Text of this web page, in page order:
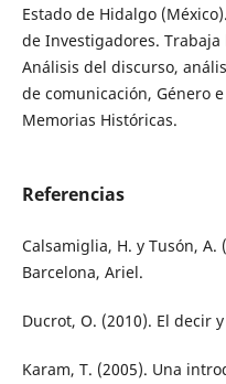
Estado de Hidalgo
de Investigadores.
Análisis del discurso,
de comunicación, Género
Memorias Históricas.
Referencias
Calsamiglia, H. y Tusón, A.
Barcelona, Ariel.
Ducrot, O. (2010). El decir
Karam, T. (2005). Una